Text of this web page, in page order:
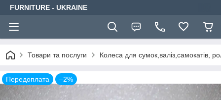
FURNITURE - UKRAINE
Товари та послуги Колеса для сумок,валіз,самокатів,
Передоплата –2%